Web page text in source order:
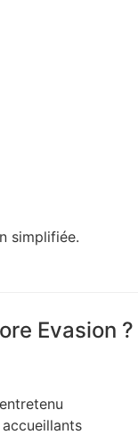
simplifiée.
Evasion ?